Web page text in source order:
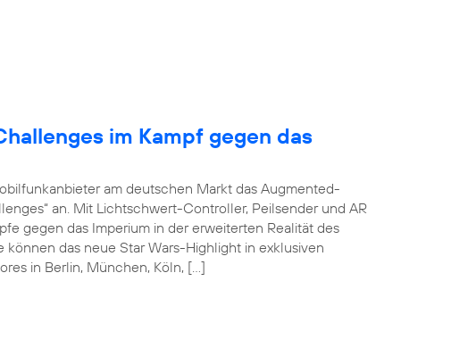
im Kampf gegen das
am deutschen Markt das Augmented-
an. Mit Lichtschwert-Controller, Peilsender und AR
gegen das Imperium in der erweiterten Realität des
können das neue Star Wars-Highlight in exklusiven
in Berlin, München, Köln, […]